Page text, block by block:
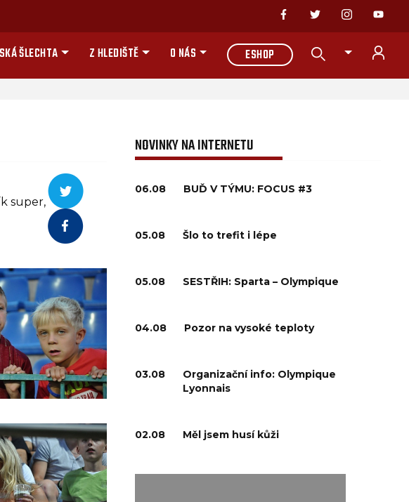
ŠLECHTA Z HLEDIŠTĚ O NÁS ESHOP
super,
NOVINKY NA INTERNETU
06.08 BUĎ V TÝMU: FOCUS #3
05.08 Šlo to trefit i lépe
05.08 SESTŘIH: Sparta – Olympique
04.08 Pozor na vysoké teploty
03.08
Organizační info: Olympique
Lyonnais
02.08 Měl jsem husí kůži